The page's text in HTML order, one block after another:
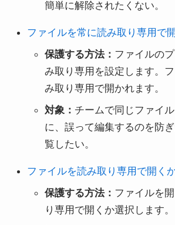
簡単に解除されたくない。
ファイルを常に読み取り専用で
保護する方法： ファイルの
み取り専用を設定します。
み取り専用で開かれます。
対象： チームで同じファイ
に、誤って編集するのを防
覧したい。
ファイルを読み取り専用で開く
保護する方法： ファイルを
り専用で開くか選択します。